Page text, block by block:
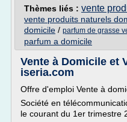
Thèmes liés : vente
vente produits naturels
domicile / parfum de grasse
parfum a domicile
Vente à Domicile et
iseria.com
Offre d'emploi Vente à
Société en
le courant du 1er trimestre